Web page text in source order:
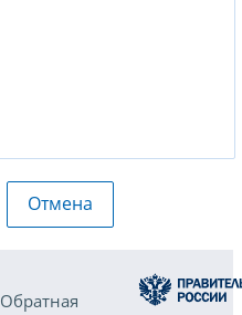
Отмена
Обратная